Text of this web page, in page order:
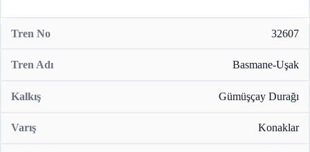
32607
Basmane-Uşak
Gümüşçay Durağı
Konaklar